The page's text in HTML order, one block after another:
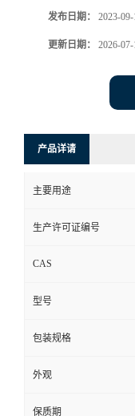
发布日期： 2023-09-
更新日期： 2026-07-
产品详请
主要用途
生产许可证编号
CAS
型号
包装规格
外观
保质期